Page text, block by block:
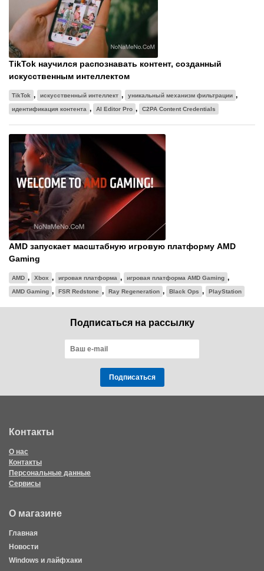
TikTok научился распознавать контент, созданный
искусственным интеллектом
TikTok , искусственный интеллект , уникальный механизм фильтрации ,
идентификация контента , AI Editor Pro , C2PA Content Credentials
AMD запускает масштабную игровую платформу AMD
Gaming
AMD , Xbox , игровая платформа , игровая платформа AMD Gaming ,
AMD Gaming , FSR Redstone , Ray Regeneration , Black Ops , PlayStation
Подписаться на рассылку
Подписаться
Контакты
О нас
Контакты
Персональные данные
Сервисы
О магазине
Главная
Новости
Windows и лайфхаки